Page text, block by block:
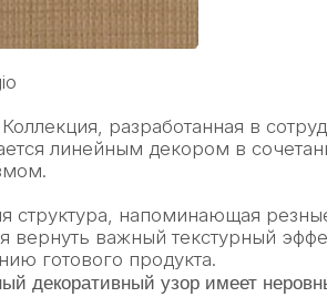
Коллекция, разработанная в
линейным декором в
структура, напоминающая
вернуть важный текстурный
готового продукта.
декоративный узор имеет